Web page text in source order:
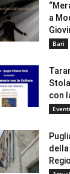
a
Bari
con